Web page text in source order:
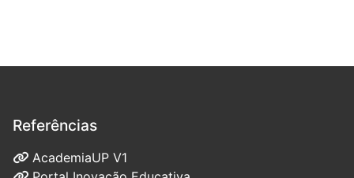
Referências
AcademiaUP V1